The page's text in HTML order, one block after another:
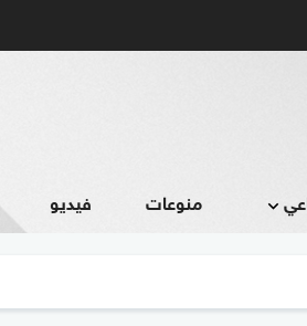
منوعات فيديو